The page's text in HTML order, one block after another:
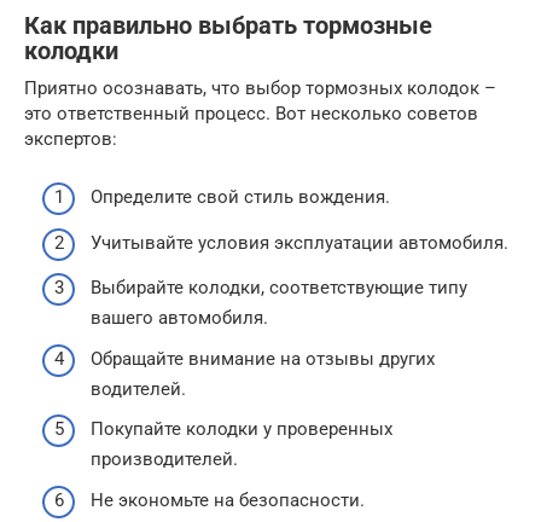
Как правильно выбрать тормозные
колодки
Приятно осознавать, что выбор тормозных колодок –
это ответственный процесс. Вот несколько советов
экспертов:
Определите свой стиль вождения.
Учитывайте условия эксплуатации автомобиля.
Выбирайте колодки, соответствующие типу
вашего автомобиля.
Обращайте внимание на отзывы других
водителей.
Покупайте колодки у проверенных
производителей.
Не экономьте на безопасности.